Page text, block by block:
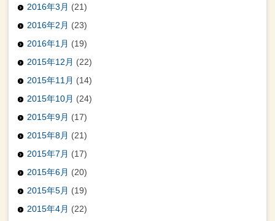
2016年3月 (21)
2016年2月 (23)
2016年1月 (19)
2015年12月 (22)
2015年11月 (14)
2015年10月 (24)
2015年9月 (17)
2015年8月 (21)
2015年7月 (17)
2015年6月 (20)
2015年5月 (19)
2015年4月 (22)